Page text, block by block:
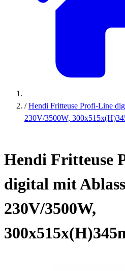
/ Hendi Fritteuse Profi-Line
230V/3500W,
Hendi Fritteuse
digital mit
230V/3500W,